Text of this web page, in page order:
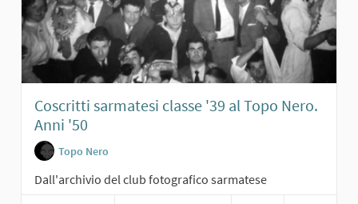
Coscritti sarmatesi classe '39 al Topo Nero.
Anni '50
Topo Nero
Dall'archivio del club fotografico sarmatese